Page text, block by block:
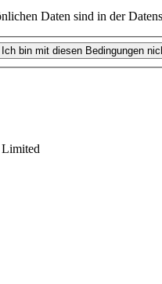
Daten sind in der